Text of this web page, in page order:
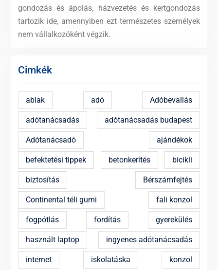
gondozás és ápolás, házvezetés és kertgondozás
tartozik ide, amennyiben ezt természetes személyek
nem vállalkozóként végzik.
Cimkék
ablak adó Adóbevallás
adótanácsadás adótanácsadás budapest
Adótanácsadó ajándékok
befektetési tippek betonkerítés bicikli
biztosítás Bérszámfejtés
Continental téli gumi fali konzol
fogpótlás fordítás gyerekülés
használt laptop ingyenes adótanácsadás
internet iskolatáska konzol